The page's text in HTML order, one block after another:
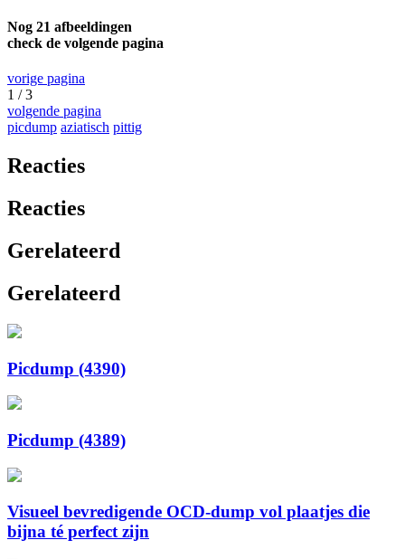
Nog 21 afbeeldingen
check de volgende pagina
vorige pagina
1 / 3
volgende pagina
picdump aziatisch pittig
Reacties
Reacties
Gerelateerd
Gerelateerd
Picdump (4390)
Picdump (4389)
Visueel bevredigende OCD-dump vol plaatjes die
bijna té perfect zijn